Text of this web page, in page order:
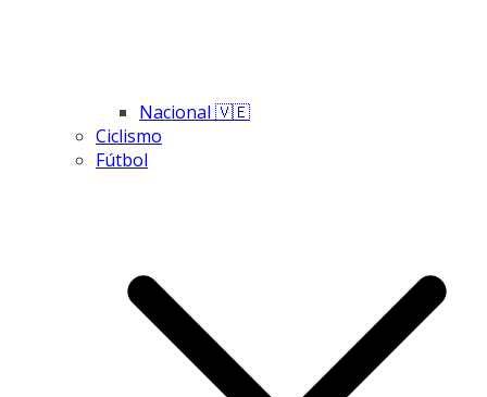
Nacional 🇻🇪
Ciclismo
Fútbol